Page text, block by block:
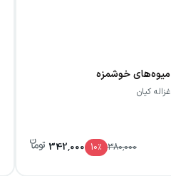
میوه‌های خوشمزه
غزاله کیان
380,000
10٪ 342,000